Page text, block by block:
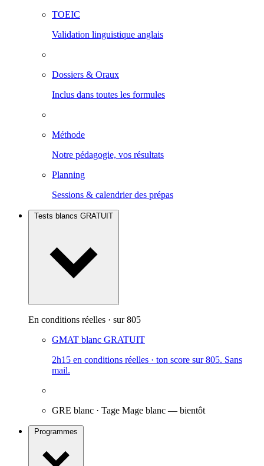
TOEIC
Validation linguistique anglais
Dossiers & Oraux
Inclus dans toutes les formules
Méthode
Notre pédagogie, vos résultats
Planning
Sessions & calendrier des prépas
Tests blancs GRATUIT
En conditions réelles · sur 805
GMAT blanc GRATUIT
2h15 en conditions réelles · ton score sur 805. Sans
mail.
GRE blanc · Tage Mage blanc — bientôt